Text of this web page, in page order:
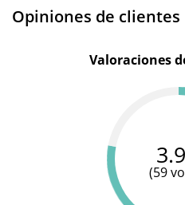
Opiniones de clientes
Valoraciones
(59